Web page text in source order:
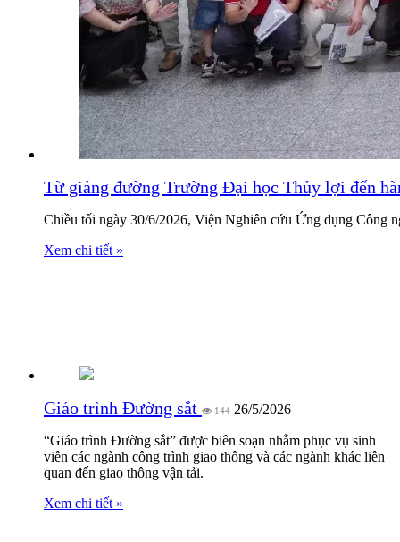
Từ giảng đường Trường Đại học Thủy lợi đến
Chiều tối ngày 30/6/2026, Viện Nghiên cứu Ứng dụng Công
Xem chi tiết »
Giáo trình Đường sắt 144 26/5/2026
“Giáo trình Đường sắt” được biên soạn nhằm phục vụ sinh
viên các ngành công trình giao thông và các ngành khác liên
quan đến giao thông vận tải.
Xem chi tiết »